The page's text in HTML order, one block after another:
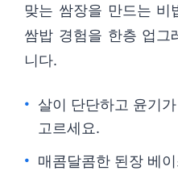
맞는 쌈장을 만드는 비
쌈밥 경험을 한층 업그
니다.
살이 단단하고 윤기
고르세요.
매콤달콤한 된장 베